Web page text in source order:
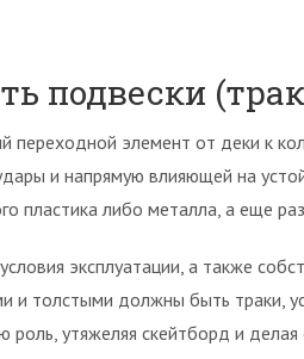
подвески
переходной элемент от деки к
и напрямую влияющей на
пластика либо металла, а еще
эксплуатации, а также
и толстыми должны быть траки,
роль, утяжеляя скейтборд и